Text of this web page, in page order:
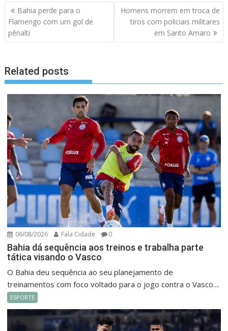
Navegação
de
artigos
Bahia perde para o
Flamengo com um gol de
pênalti
Homens morrem em troca de
tiros com policiais militares
em Santo Amaro
Related posts
06/08/2026 Fala Cidade 0
Bahia dá sequência aos treinos e trabalha parte
tática visando o Vasco
O Bahia deu sequência ao seu planejamento de
treinamentos com foco voltado para o jogo contra o Vasco....
ESPORTE